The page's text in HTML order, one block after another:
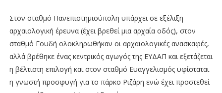
Στον σταθμό Πανεπιστημιούπολη υπάρχει σε εξέλιξη
αρχαιολογική έρευνα (έχει βρεθεί μια αρχαία οδός), στον
σταθμό Γουδή ολοκληρωθήκαν οι αρχαιολογικές ανασκαφές,
αλλά βρέθηκε ένας κεντρικός αγωγός της ΕΥΔΑΠ και εξετάζεται
η βέλτιστη επιλογή και στον σταθμό Ευαγγελισμός υφίσταται
η γνωστή προσφυγή για το πάρκο Ριζάρη ενώ έχει προστεθεί